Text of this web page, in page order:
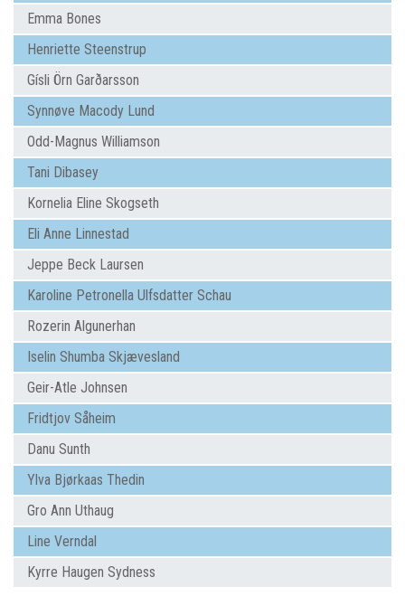
Emma Bones
Henriette Steenstrup
Gísli Örn Garðarsson
Synnøve Macody Lund
Odd-Magnus Williamson
Tani Dibasey
Kornelia Eline Skogseth
Eli Anne Linnestad
Jeppe Beck Laursen
Karoline Petronella Ulfsdatter Schau
Rozerin Algunerhan
Iselin Shumba Skjævesland
Geir-Atle Johnsen
Fridtjov Såheim
Danu Sunth
Ylva Bjørkaas Thedin
Gro Ann Uthaug
Line Verndal
Kyrre Haugen Sydness